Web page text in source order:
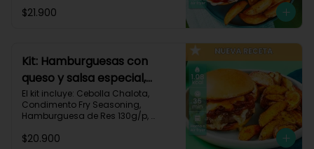
(125g/p), Pan Hamburguesa, Salsa
Carbohidratos 88g | Grasas 53g |
Proteínas 42g
$21.900
Kit: Hamburguesas con
queso y salsa especial,
papas y cebolla
caramelizada-142
El kit incluye: Cebolla Chalota,
Condimento Fry Seasoning,
Hamburguesa de Res 130g/p,
Hamburguesa brioche, Papa
$20.900